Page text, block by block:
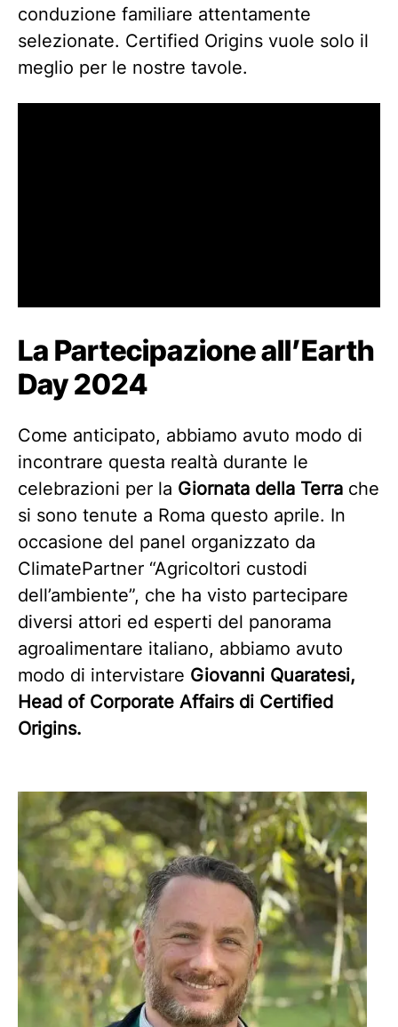
conduzione familiare attentamente
selezionate. Certified Origins vuole solo il
meglio per le nostre tavole.
La Partecipazione all’Earth
Day 2024
Come anticipato, abbiamo avuto modo di
incontrare questa realtà durante le
celebrazioni per la Giornata della Terra che
si sono tenute a Roma questo aprile. In
occasione del panel organizzato da
ClimatePartner “Agricoltori custodi
dell’ambiente”, che ha visto partecipare
diversi attori ed esperti del panorama
agroalimentare italiano, abbiamo avuto
modo di intervistare Giovanni Quaratesi,
Head of Corporate Affairs di Certified
Origins.